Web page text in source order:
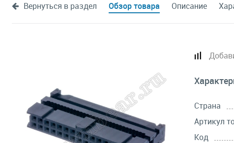
Вернуться в раздел Обзор товара Описание
Страна
Артикул
Код